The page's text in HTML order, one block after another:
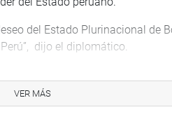
del Estado Plurinacional de
dijo el diplomático.
y dinamismo de los vínculos
VER MÁS